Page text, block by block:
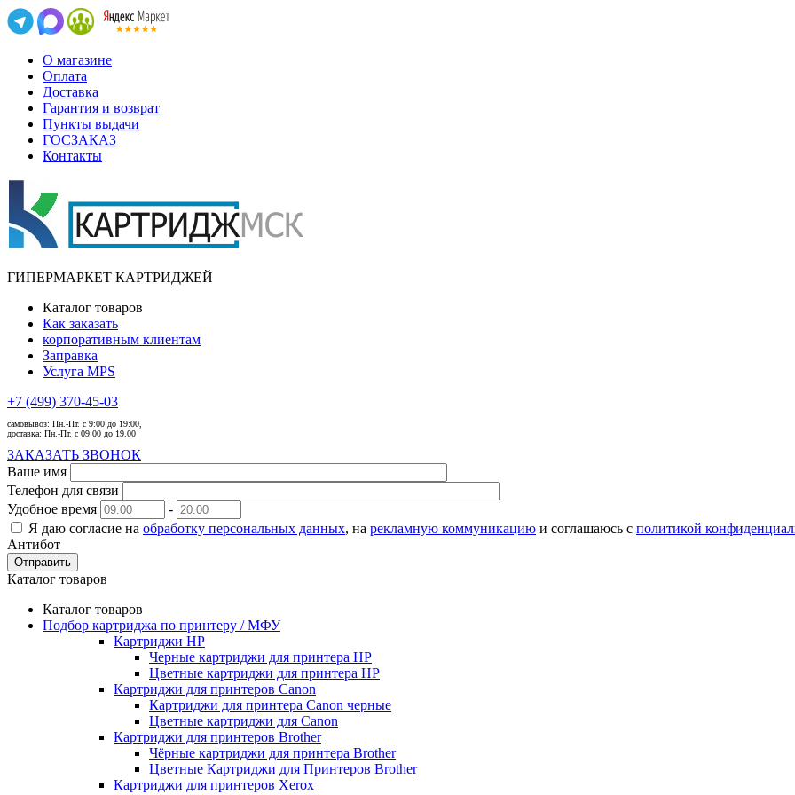
О магазине
Оплата
Доставка
Гарантия и возврат
Пункты выдачи
ГОСЗАКАЗ
Контакты
ГИПЕРМАРКЕТ КАРТРИДЖЕЙ
Каталог товаров
Как заказать
корпоративным клиентам
Заправка
Услуга MPS
+7 (499) 370-45-03
самовывоз: Пн.-Пт. с 9:00 до 19:00,
доставка: Пн.-Пт. с 09:00 до 19.00
ЗАКАЗАТЬ ЗВОНОК
Ваше имя
Телефон для связи
Удобное время
-
Я даю согласие на обработку персональных данных, на рекламную коммуникацию и соглашаюсь с политикой
Антибот
Отправить
Каталог товаров
Каталог товаров
Подбор картриджа по принтеру / МФУ
Картриджи HP
Черные картриджи для принтера HP
Цветные картриджи для принтера HP
Картриджи для принтеров Сanon
Картриджи для принтера Сanon черные
Цветные картриджи для Сanon
Картриджи для принтеров Brother
Чёрные картриджи для принтера Brother
Цветные Картриджи для Принтеров Brother
Картриджи для принтеров Xerox